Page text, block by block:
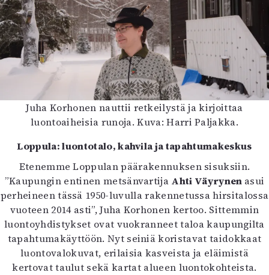
Juha Korhonen nauttii retkeilystä ja kirjoittaa
luontoaiheisia runoja. Kuva: Harri Paljakka.
Loppula: luontotalo, kahvila ja tapahtumakeskus
Etenemme Loppulan päärakennuksen sisuksiin.
”Kaupungin entinen metsänvartija Ahti Väyrynen asui
perheineen tässä 1950-luvulla rakennetussa hirsitalossa
vuoteen 2014 asti”, Juha Korhonen kertoo. Sittemmin
luontoyhdistykset ovat vuokranneet taloa kaupungilta
tapahtumakäyttöön. Nyt seiniä koristavat taidokkaat
luontovalokuvat, erilaisia kasveista ja eläimistä
kertovat taulut sekä kartat alueen luontokohteista.